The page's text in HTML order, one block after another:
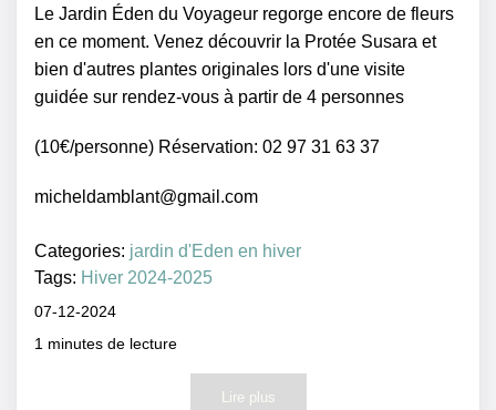
Le Jardin Éden du Voyageur regorge encore de fleurs
en ce moment. Venez découvrir la Protée Susara et
bien d'autres plantes originales lors d'une visite
guidée sur rendez-vous à partir de 4 personnes
(10€/personne) Réservation: 02 97 31 63 37
micheldamblant@gmail.com
Categories: jardin d'Eden en hiver
Tags: Hiver 2024-2025
07-12-2024
1 minutes de lecture
Lire plus